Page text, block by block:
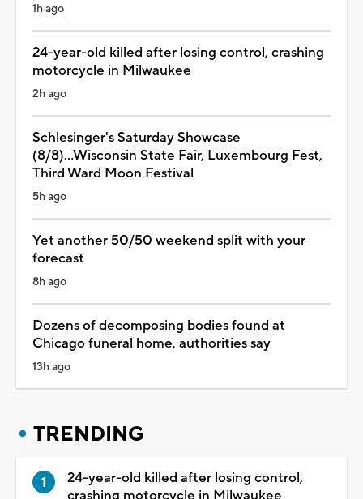
1h ago
24-year-old killed after losing control, crashing
motorcycle in Milwaukee
2h ago
Schlesinger's Saturday Showcase
(8/8)...Wisconsin State Fair, Luxembourg Fest,
Third Ward Moon Festival
5h ago
Yet another 50/50 weekend split with your
forecast
8h ago
Dozens of decomposing bodies found at
Chicago funeral home, authorities say
13h ago
TRENDING
24-year-old killed after losing control,
crashing motorcycle in Milwaukee